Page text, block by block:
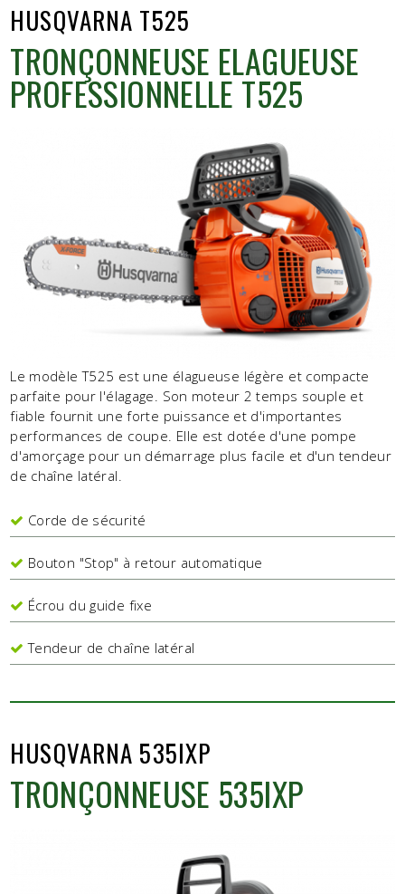
HUSQVARNA T525
TRONÇONNEUSE ELAGUEUSE
PROFESSIONNELLE T525
Le modèle T525 est une élagueuse légère et compacte
parfaite pour l'élagage. Son moteur 2 temps souple et
fiable fournit une forte puissance et d'importantes
performances de coupe. Elle est dotée d'une pompe
d'amorçage pour un démarrage plus facile et d'un tendeur
de chaîne latéral.
Corde de sécurité
Bouton "Stop" à retour automatique
Écrou du guide fixe
Tendeur de chaîne latéral
HUSQVARNA 535IXP
TRONÇONNEUSE 535IXP